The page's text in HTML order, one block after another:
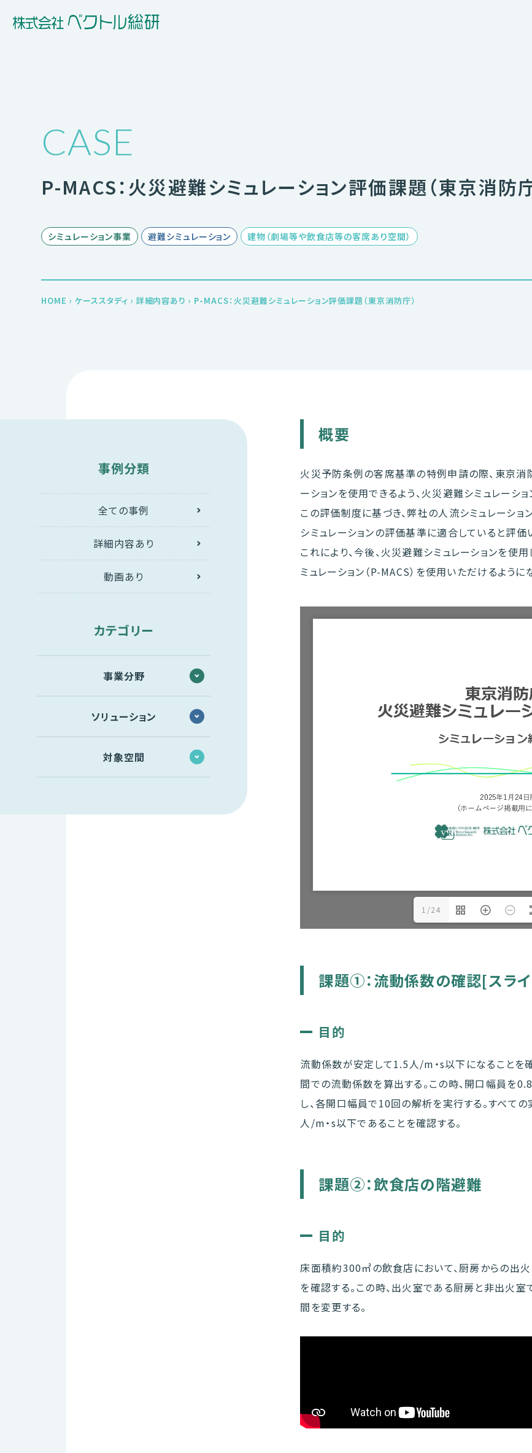
CASE
P-MACS：火災避難シミュレーション評価課題（東京消防庁
シミュレーション事業 避難シミュレーション 建物（劇場等や飲食店等の客席あり空間）
HOME › ケーススタディ › 詳細内容あり › P-MACS：火災避難シミュレーション評価課題（東京消防庁）
概要
火災予防条例の客席基準の特例申請の際、東京消
ーションを使用できるよう、火災避難シミュレーシ
この評価制度に基づき、弊社の人流シミュレーショ
シミュレーションの評価基準に適合していると評価
これにより、今後、火災避難シミュレーションを
ミュレーション（P-MACS）を使用いただけるように
1/24
課題①：流動係数の確認[スラ
目的
流動係数が安定して1.5人/m・s以下になることを
間での流動係数を算出する。この時、開口幅員を
し、各開口幅員で10回の解析を実行する。すべて
人/m・s以下であることを確認する。
課題➁：飲食店の階避難
目的
床面積約300㎡の飲食店において、厨房からの出
を確認する。この時、出火室である厨房と非出火
間を変更する。
事例分類
全ての事例
詳細内容あり
動画あり
カテゴリー
事業分野
ソリューション
対象空間